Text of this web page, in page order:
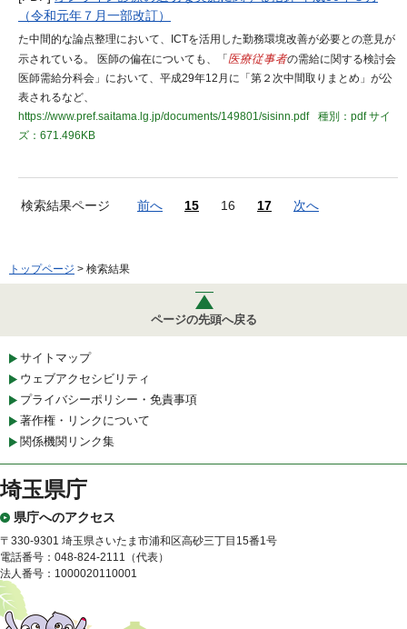
（令和元年７月一部改訂）
た中間的な論点整理において、ICTを活用した勤務環境改善が必要との意見が
示されている。 医師の偏在についても、「 医療従事者の需給に関する検討会
医師需給分科会」において、平成29年12月に「第２次中間取りまとめ」が公
表されるなど、
https://www.pref.saitama.lg.jp/documents/149801/sisinn.pdf
種別：pdfサイ
ズ：671.496KB
検索結果ページ 前へ 15 16 17 次へ
トップページ > 検索結果
ページの先頭へ戻る
サイトマップ
ウェブアクセシビリティ
プライバシーポリシー・免責事項
著作権・リンクについて
関係機関リンク集
埼玉県庁
県庁へのアクセス
〒330-9301 埼玉県さいたま市浦和区高砂三丁目15番1号
電話番号：048-824-2111（代表）
法人番号：1000020110001